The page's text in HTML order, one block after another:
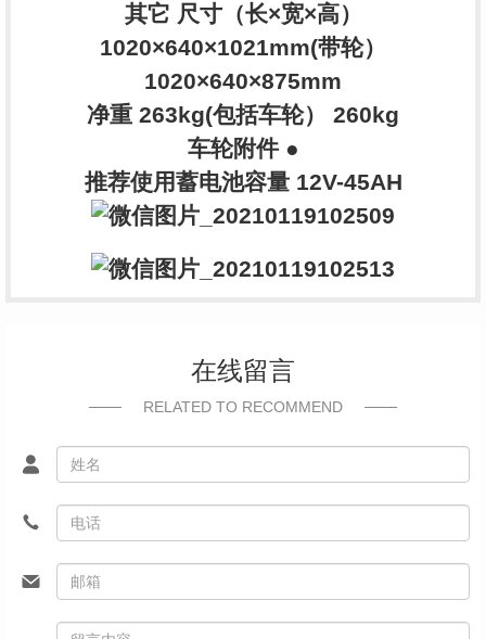
其它 尺寸（长×宽×高）
1020×640×1021mm(带轮）
1020×640×875mm
净重 263kg(包括车轮） 260kg
车轮附件 ●
推荐使用蓄电池容量 12V-45AH
在线留言
RELATED TO RECOMMEND